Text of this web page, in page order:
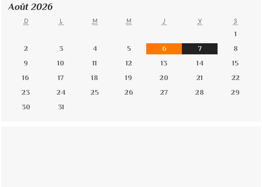
Août 2026
D L M M J V S
1
2
3 4 5 6 7
8
9
10 11 12 13 14
15
16
17 18 19 20 21
22
23
24 25 26 27 28
29
30
31